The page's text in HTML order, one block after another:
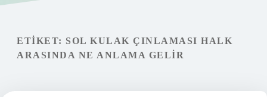
Gizlilik
Yasal Uyarı
ETIKET: SOL KULAK ÇINLAMASI HALK
ARASINDA NE ANLAMA GELIR